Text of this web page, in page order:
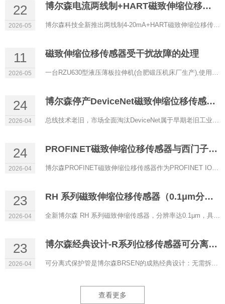
22
2026-05
博尔森电流两线制+HART磁致伸缩位移传感器正式上线
11
2026-05
磁致伸缩位移传感器受干扰故障的处理
24
2026-04
博尔森停产DeviceNet磁致伸缩位移传感器的原因
24
2026-04
PROFINET磁致伸缩位移传感器与西门子PLC通讯配置
23
2026-04
RH 系列磁致伸缩位移传感器（0.1μm分辨率）
23
2026-04
博尔森经典设计-R系列位移传感器可分离式保护管
查看更多